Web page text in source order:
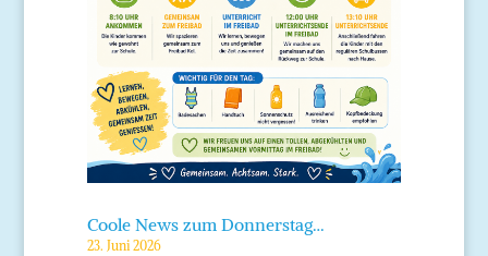
Coole News zum Donnerstag…
23. Juni 2026